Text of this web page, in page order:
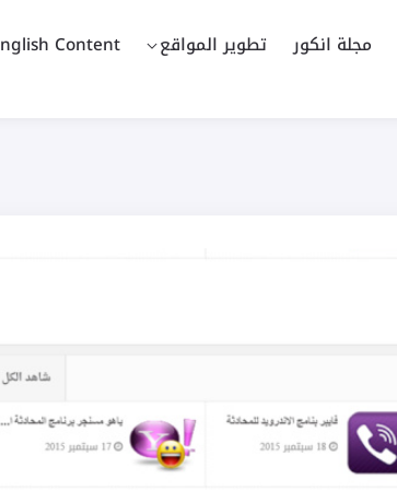
مجلة انكور تطوير المواقع Content